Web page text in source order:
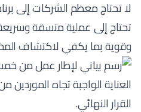
لا تحتاج معظم الشركات إلى
تحتاج إلى عملية متسقة
وقوية بما يكفي لاكتشاف